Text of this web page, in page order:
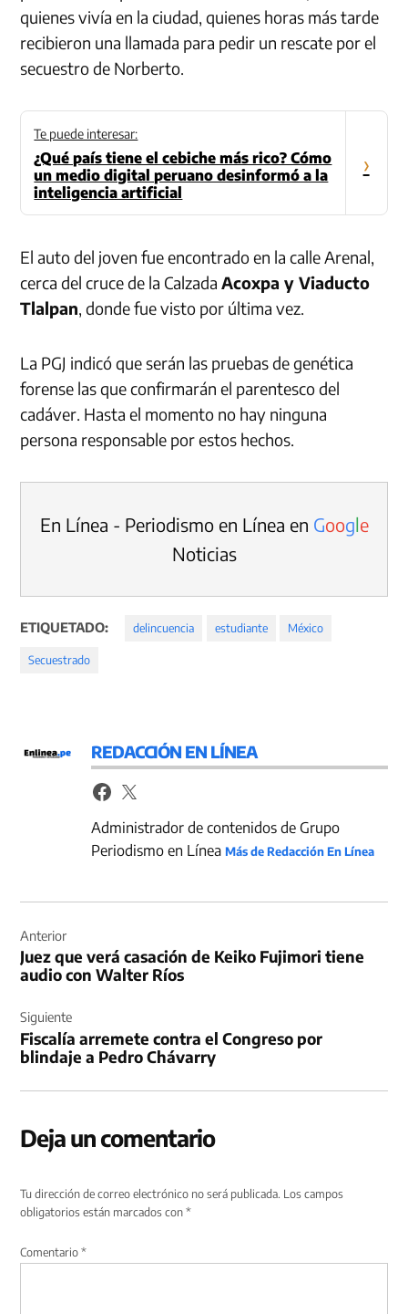
quienes vivía en la ciudad, quienes horas más tarde
recibieron una llamada para pedir un rescate por el
secuestro de Norberto.
Te puede interesar:
¿Qué país tiene el cebiche más rico? Cómo
un medio digital peruano desinformó a la
inteligencia artificial
›
El auto del joven fue encontrado en la calle Arenal,
cerca del cruce de la CalzadaAcoxpa y Viaducto
Tlalpan, donde fue visto por última vez.
La PGJ indicó que serán las pruebas de genética
forense las que confirmarán el parentesco del
cadáver. Hasta el momento no hay ninguna
persona responsable por estos hechos.
En Línea - Periodismo en Línea en Google
Noticias
ETIQUETADO: delincuencia estudiante México
Secuestrado
REDACCIÓN EN LÍNEA
Administrador de contenidos de Grupo
Periodismo en LíneaMás de Redacción En Línea
de
entradas
Anterior
Juez que verá casación de Keiko Fujimori tiene
audio con Walter Ríos
Siguiente
Fiscalía arremete contra el Congreso por
blindaje a Pedro Chávarry
Deja un comentario
Tu dirección de correo electrónico no será publicada. Los campos
obligatorios están marcados con*
Comentario*